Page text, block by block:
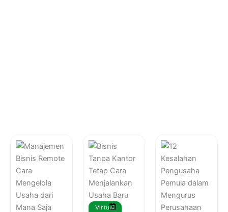
Virtual